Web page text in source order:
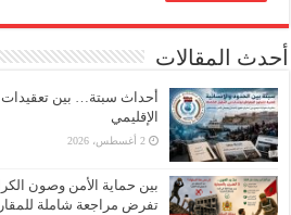
أحدث المقالات
أحداث سبتة… بين تعقيدات
الإقليمي
2 أغسطس، 2026
بين حماية الأمن وصون
تفرض مراجعة شاملة